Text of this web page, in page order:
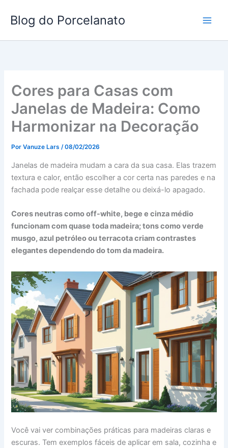
para
conteúdo
Blog do Porcelanato
Cores para Casas com
Janelas de Madeira: Como
Harmonizar na Decoração
PorVanuze Lars/08/02/2026
Janelas de madeira mudam a cara da sua casa. Elas trazem
textura e calor, então escolher a cor certa nas paredes e na
fachada pode realçar esse detalhe ou deixá-lo apagado.
Cores neutras como off-white, bege e cinza médio
funcionam com quase toda madeira; tons como verde
musgo, azul petróleo ou terracota criam contrastes
elegantes dependendo do tom da madeira.
Você vai ver combinações práticas para madeiras claras e
escuras. Tem exemplos fáceis de aplicar em sala, cozinha e